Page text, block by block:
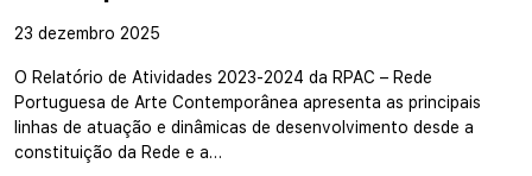
23 dezembro 2025
O Relatório de Atividades 2023-2024 da RPAC – Rede
Portuguesa de Arte Contemporânea apresenta as principais
linhas de atuação e dinâmicas de desenvolvimento desde a
constituição da Rede e a…